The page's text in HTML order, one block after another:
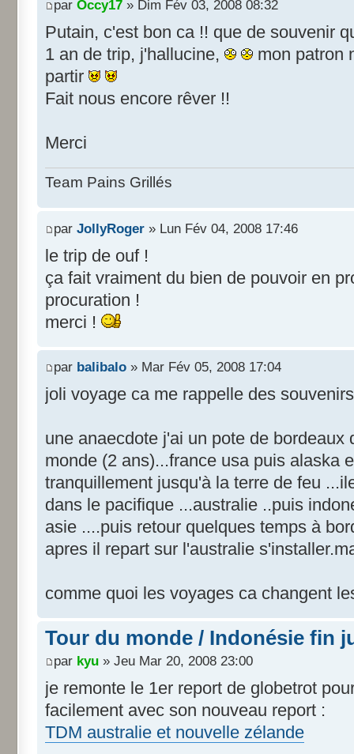
par Occy17 » Dim Fév 03, 2008 08:32
Putain, c'est bon ca !! que de souvenir
1 an de trip, j'hallucine,
mon patron
partir
Fait nous encore rêver !!
Merci
Team Pains Grillés
par JollyRoger » Lun Fév 04, 2008 17:46
le trip de ouf !
ça fait vraiment du bien de pouvoir en
procuration !
merci !
par balibalo » Mar Fév 05, 2008 17:04
joli voyage ca me rappelle des
une anaecdote j'ai un pote de bordeaux
monde (2 ans)...france usa puis alaska
tranquillement jusqu'à la terre de feu
dans le pacifique ...australie ..puis
asie ....puis retour quelques temps à
apres il repart sur l'australie
comme quoi les voyages ca changent
Tour du monde / Indonésie fin
par kyu » Jeu Mar 20, 2008 23:00
je remonte le 1er report de globetrot
facilement avec son nouveau report :
TDM australie et nouvelle zélande